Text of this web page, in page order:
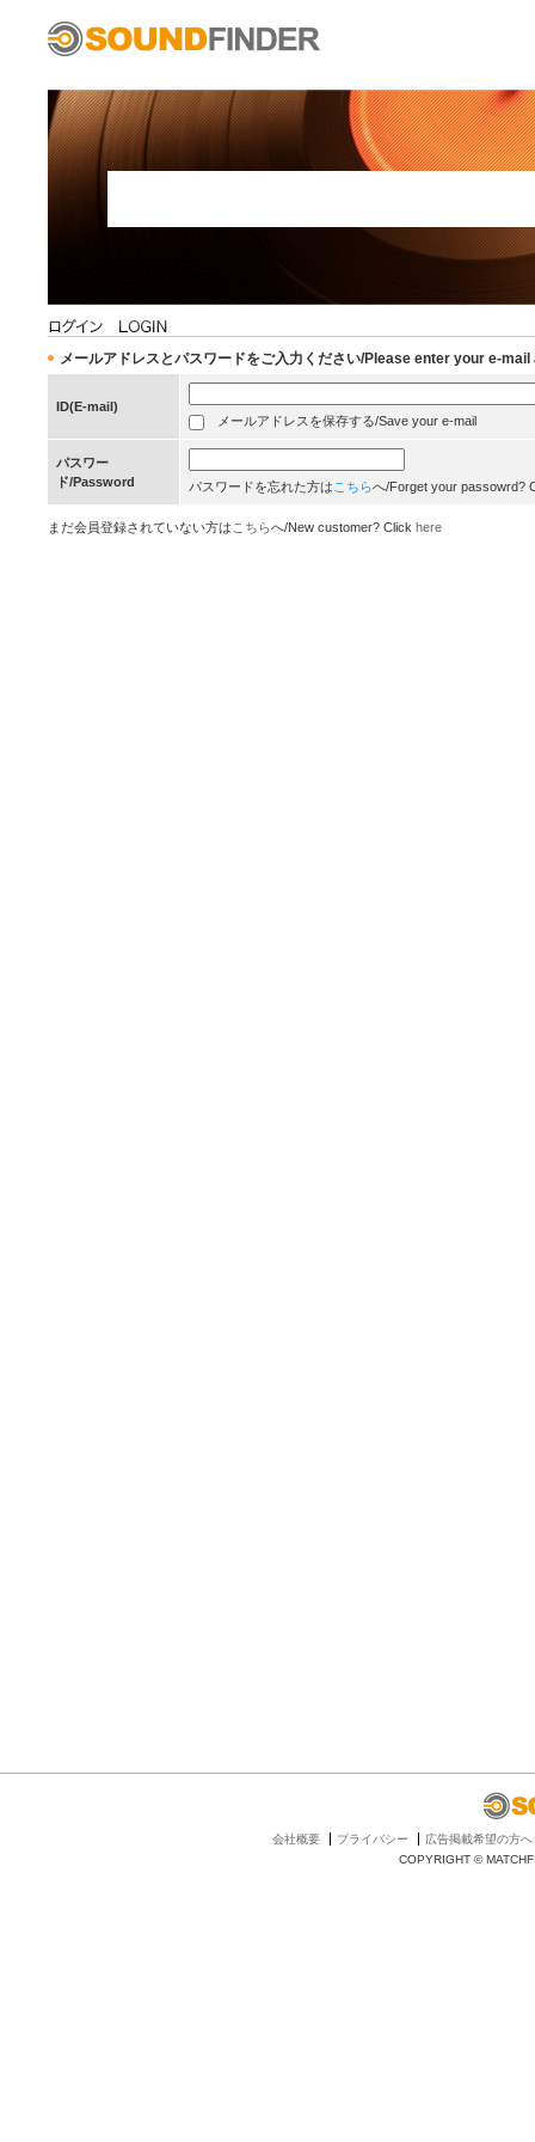
メールアドレスとパスワードをご入力ください/Please enter your e-
ID(E-mail)
メールアドレスを保存する/Save your e-mail
パスワー
ド/Password
パスワードを忘れた方は こちらへ/Forget your passowrd?
まだ会員登録されていない方は こちらへ/New customer? Click here
会社概要 プライバシー
広告掲載希望の方へ
COPYRIGHT ©